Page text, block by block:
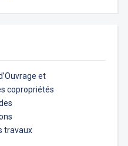
et
copropriétés
travaux